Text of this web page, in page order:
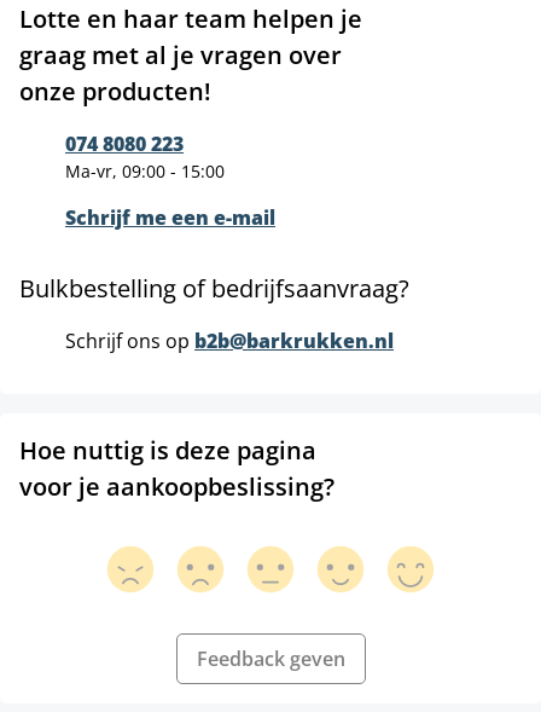
Lotte en haar team helpen je
graag met al je vragen over
onze producten!
074 8080 223
Ma-vr, 09:00 - 15:00
Schrijf me een e-mail
Bulkbestelling of bedrijfsaanvraag?
Schrijf ons op b2b@barkrukken.nl
Hoe nuttig is deze pagina
voor je aankoopbeslissing?
Feedback geven